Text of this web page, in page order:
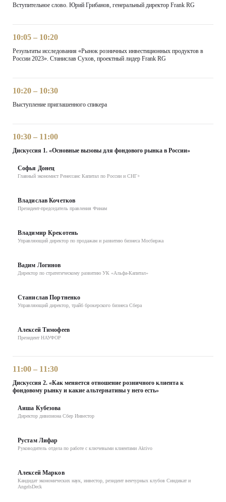
Вступительное слово. Юрий Грибанов, генеральный директор Frank RG
10:05 – 10:20
Результаты исследования «Рынок розничных инвестиционных продуктов в
России 2023». Станислав Сухов, проектный лидер Frank RG
10:20 – 10:30
Выступление приглашенного спикера
10:30 – 11:00
Дискуссия 1. «Основные вызовы для фондового рынка в России»
Софья Донец
Главный экономист Ренессанс Капитал по России и СНГ+
Владислав Кочетков
Президент-председатель правления Финам
Владимир Крекотень
Управляющий директор по продажам и развитию бизнеса Мосбиржа
Вадим Логинов
Директор по стратегическому развитию УК «Альфа-Капитал»
Станислав Портненко
Управляющий директор, трайб брокерского бизнеса Сбера
Алексей Тимофеев
Президент НАУФОР
11:00 – 11:30
Дискуссия 2. «Как меняется отношение розничного клиента к
фондовому рынку и какие альтернативы у него есть»
Аиша Кубезова
Директор дивизиона Сбер Инвестор
Рустам Лифар
Руководитель отдела по работе с ключевыми клиентами Aktivo
Алексей Марков
Кандидат экономических наук, инвестор, резидент венчурных клубов Синдикат и
AngelsDeck